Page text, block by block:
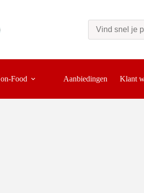
Food Aanbiedingen Klant